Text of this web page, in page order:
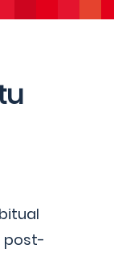
post-